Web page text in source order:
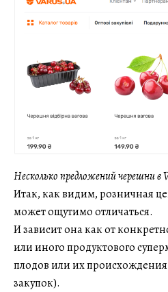
Несколько предложений черешни
Итак, как видим, розничная
может ощутимо отличаться.
И зависит она как от
или иного продуктового
плодов или их
закупок).